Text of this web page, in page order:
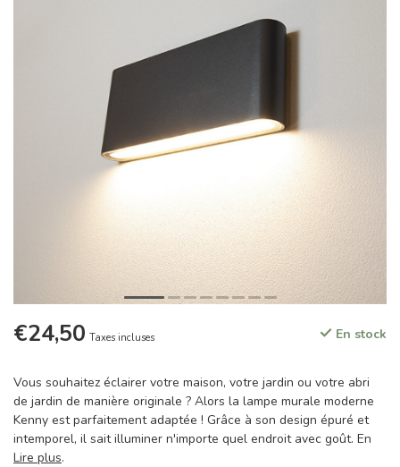
€24,50 Taxes incluses En stock
Vous souhaitez éclairer votre maison, votre jardin ou votre abri
de jardin de manière originale ? Alors la lampe murale moderne
Kenny est parfaitement adaptée ! Grâce à son design épuré et
intemporel, il sait illuminer n'importe quel endroit avec goût. En
Lire plus.